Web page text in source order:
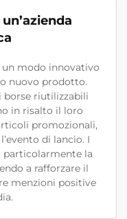
un modo innovativo
nuovo prodotto.
riutilizzabili
in risalto il loro
promozionali,
di lancio. I
particolarmente la
a rafforzare il
menzioni positive